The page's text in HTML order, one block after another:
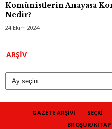
Komünistlerin Anayasa
Nedir?
24 Ekim 2024
ARŞIV
GAZETE ARŞIVI SEÇKI
BROŞÜR/KITAP